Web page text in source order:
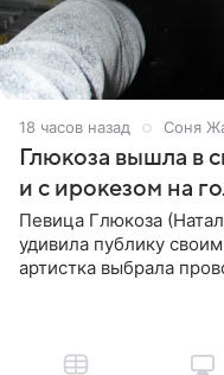
18 часов назад Соня
Глюкоза вышла в
и с ирокезом на
Певица Глюкоза
удивила публику
артистка выбрала